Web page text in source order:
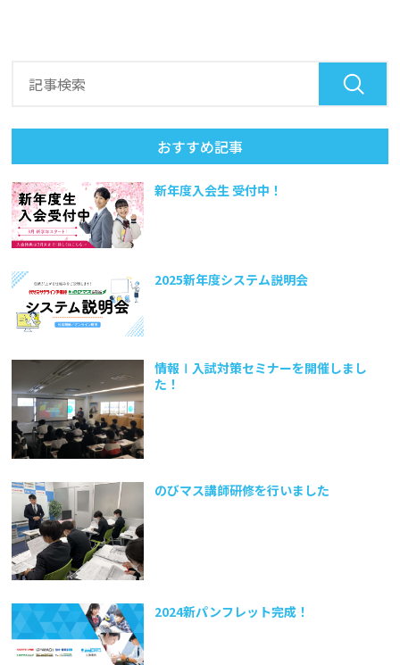
おすすめ記事
新年度入会生 受付中！
2025新年度システム説明会
情報Ⅰ入試対策セミナーを開催しまし
た！
のびマス講師研修を行いました
2024新パンフレット完成！